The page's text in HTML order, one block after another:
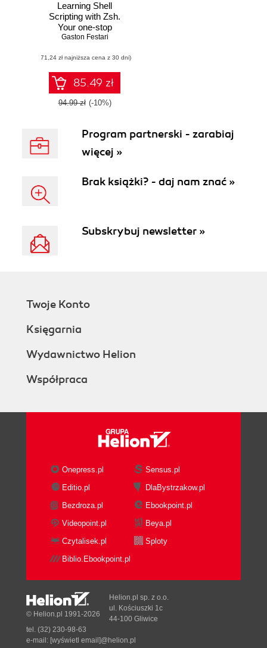
Learning Shell
Scripting with Zsh.
Your one-stop
guide to reading,
debugging simple
and complex Z
shell scripts
Gaston Festari
(71,24 zł najniższa cena z 30 dni)
85.49 zł
94.99 zł (-10%)
Program partnerski - zarabiaj
więcej »
Brak książki? - daj nam znać »
Subskrybuj newsletter »
Twoje Konto
Księgarnia
Wydawnictwo Helion
Współpraca
Onepress.pl
Sensus.pl
Editio.pl
DlaBystrzakow.pl
Bezdroza.pl
Ebookpoint.pl
Videopoint.pl
Beya.pl
Czytalisek.pl
Sploty
Biblio.Ebookpoint.pl
© Helion.pl 1991-2026
Helion.pl sp. z o.o.
ul. Kościuszki 1c
44-100 Gliwice
tel. (32) 230-98-63
e-mail: [wyświetl email]@helion.pl